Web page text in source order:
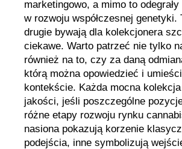
marketingowo, a mimo to
w rozwoju współczesnej genetyki.
drugie bywają dla kolekcjonera
ciekawe. Warto patrzeć nie tylko
również na to, czy za daną
którą można opowiedzieć i
kontekście. Każda mocna
jakości, jeśli poszczególne
różne etapy rozwoju rynku
nasiona pokazują korzenie
podejścia, inne symbolizują